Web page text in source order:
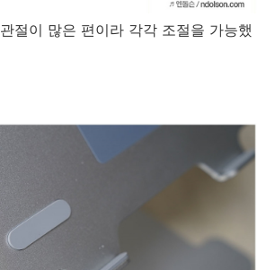
절이 많은 편이라 각각 조절을 가능했